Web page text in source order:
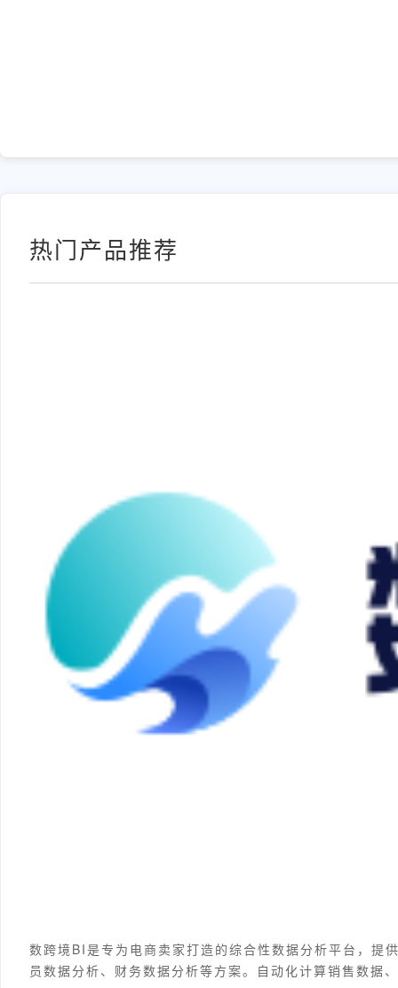
热门产品推荐
数跨境BI是专为电商卖家打造的综合性数据分析平台，提
员数据分析、财务数据分析等方案。自动化计算销售数据